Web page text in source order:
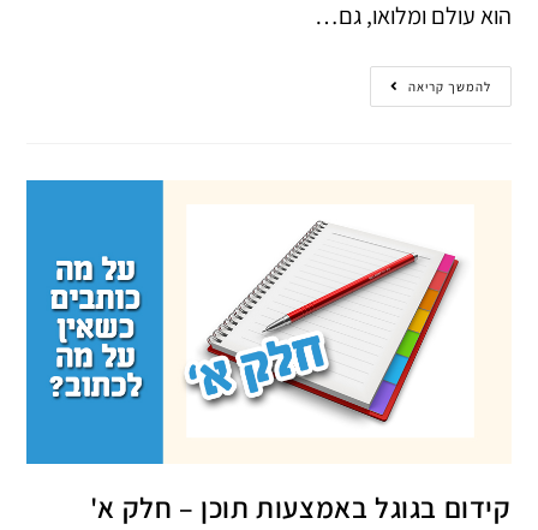
הוא עולם ומלואו, גם…
להמשך קריאה
קידום בגוגל באמצעות תוכן – חלק א'